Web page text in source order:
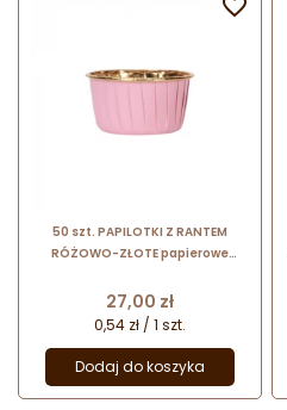
50 szt. PAPILOTKI Z RANTEM
RÓŻOWO-ZŁOTE papierowe
aluminiową powłoką w kolorze
złotym
Cena
27,00 zł
0,54 zł / 1 szt.
Dodaj do koszyka
